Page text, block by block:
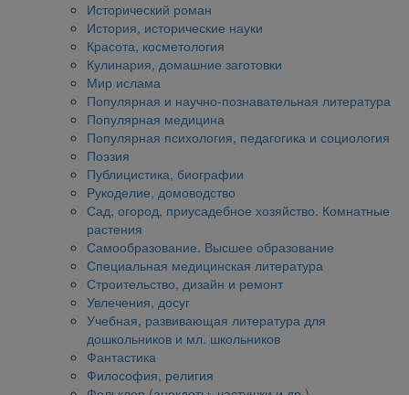
Исторический роман
История, исторические науки
Красота, косметология
Кулинария, домашние заготовки
Мир ислама
Популярная и научно-познавательная литература
Популярная медицина
Популярная психология, педагогика и социология
Поэзия
Публицистика, биографии
Рукоделие, домоводство
Сад, огород, приусадебное хозяйство. Комнатные
растения
Самообразование. Высшее образование
Специальная медицинская литература
Строительство, дизайн и ремонт
Увлечения, досуг
Учебная, развивающая литература для
дошкольников и мл. школьников
Фантастика
Философия, религия